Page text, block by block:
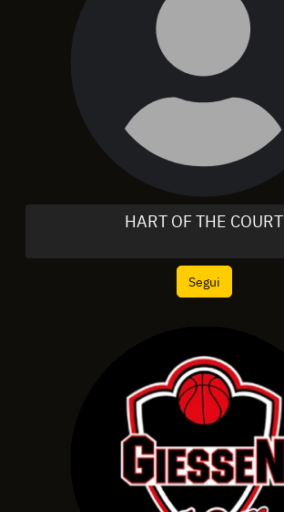
HART OF THE COURT
Segui